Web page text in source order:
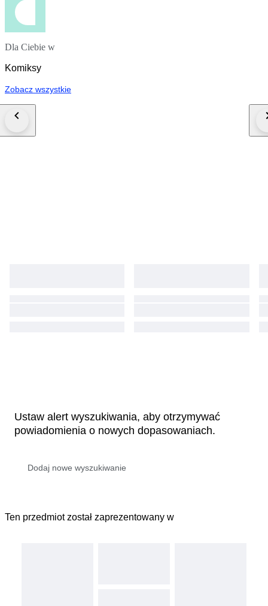
Dla Ciebie w
Komiksy
Zobacz wszystkie
Ustaw alert wyszukiwania, aby otrzymywać
powiadomienia o nowych dopasowaniach.
Ten przedmiot został zaprezentowany w